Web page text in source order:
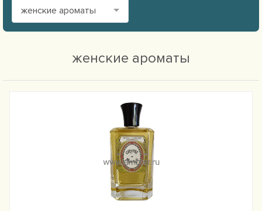
женские ароматы
женские ароматы